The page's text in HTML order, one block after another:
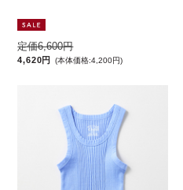
定価6,600円
4,620円 (本体価格:4,200円)